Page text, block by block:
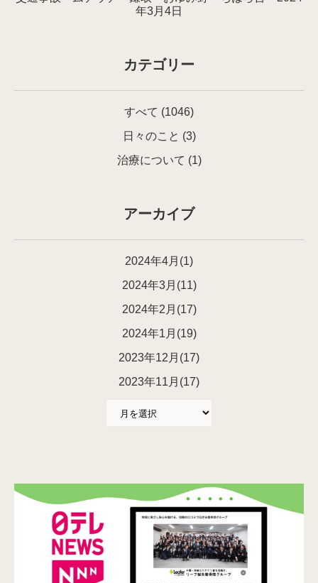
年3月4日
カテゴリー
すべて (1046)
日々のこと (3)
治療について (1)
アーカイブ
2024年4月(1)
2024年3月(11)
2024年2月(17)
2024年1月(19)
2023年12月(17)
2023年11月(17)